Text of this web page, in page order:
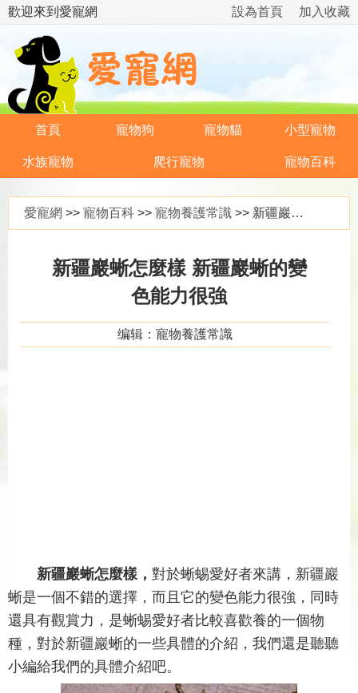
歡迎來到愛寵網 加入收藏
設為首頁
首頁 寵物狗 寵物貓 小型寵物
水族寵物 爬行寵物 寵物百科
愛寵網 >> 寵物百科 >> 寵物養護常識 >> 新疆巖蜥怎麼樣 新疆巖蜥的變色能力很強
新疆巖蜥怎麼樣 新疆巖蜥的變
色能力很強
编辑：寵物養護常識
新疆巖蜥怎麼樣， 對於蜥蜴愛好者來講，新疆巖
蜥是一個不錯的選擇，而且它的變色能力很強，同時
還具有觀賞力，是蜥蜴愛好者比較喜歡養的一個物
種，對於新疆巖蜥的一些具體的介紹，我們還是聽聽
小編給我們的具體介紹吧。